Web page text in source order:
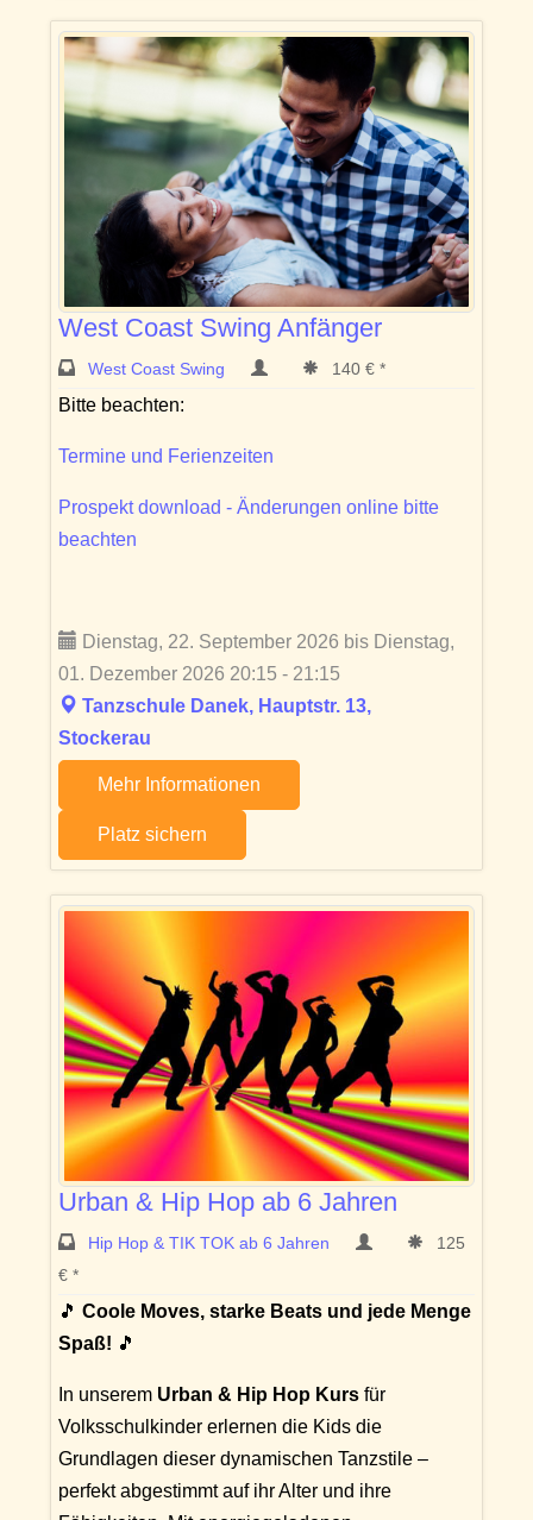
West Coast Swing Anfänger
West Coast Swing 140 € *
Bitte beachten:
Termine und Ferienzeiten
Prospekt download - Änderungen online bitte
beachten
Dienstag, 22. September 2026 bis Dienstag,
01. Dezember 2026 20:15 - 21:15
Tanzschule Danek, Hauptstr. 13,
Stockerau
Mehr Informationen
Platz sichern
Urban & Hip Hop ab 6 Jahren
Hip Hop & TIK TOK ab 6 Jahren
125
€ *
🎵 Coole Moves, starke Beats und jede Menge
Spaß! 🎵
In unserem Urban & Hip Hop Kurs für
Volksschulkinder erlernen die Kids die
Grundlagen dieser dynamischen Tanzstile –
perfekt abgestimmt auf ihr Alter und ihre